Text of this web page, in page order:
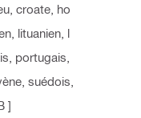
croate, ho
lituanien, l
portugais,
suédois,
]